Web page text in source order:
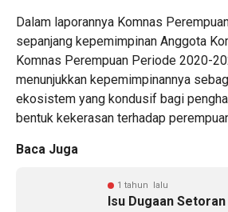
‎Dalam laporannya Komnas
sepanjang kepemimpinan Anggota
Komnas Perempuan Periode 2020-
menunjukkan kepemimpinannya
ekosistem yang kondusif bagi
bentuk kekerasan terhadap
Baca Juga
1 tahun lalu
‎Isu Dugaan